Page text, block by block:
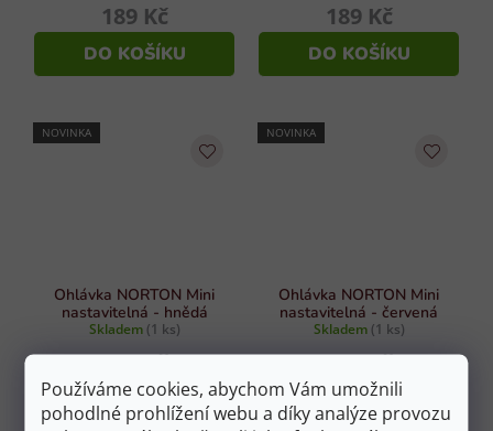
Používáme cookies, abychom Vám umožnili
pohodlné prohlížení webu a díky analýze provozu
189 Kč
DO KOŠÍKU
189 Kč
DO KOŠÍKU
NOVINKA
Ohlávka NORTON Mini
nastavitelná - hnědá
Skladem (1 ks)
189 Kč
DO KOŠÍKU
NOVINKA
Ohlávka NORTON Mini
nastavitelná - červená
Skladem (1 ks)
189 Kč
DO KOŠÍKU